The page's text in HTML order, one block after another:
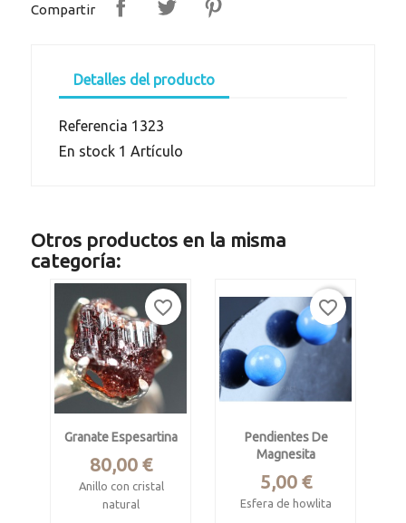
Compartir
Detalles del producto
Referencia 1323
En stock 1 Artículo
Otros productos en la misma
categoría:
Granate Espesartina
Precio
80,00 €
Anillo con cristal
natural
favorite_border
Pendientes De
Magnesita
Precio
5,00 €
Esfera de howlita
favorite_border